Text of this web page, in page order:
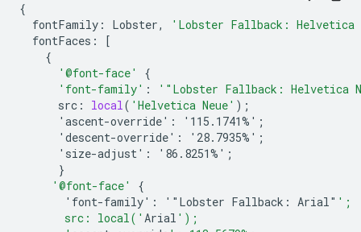
{
fontFamily : Lobster,
'Lobster Fallback: Helvetica
fontFaces :
[
{
'@font-face'
{
'font-family' :
'"Lobster Fallback: Helvetica
src : local( 'Helvetica Neue' );
'ascent-override':
'115.1741%' ;
'descent-override':
'28.7935%' ;
'size-adjust':
'86.8251%' ;
}
'@font-face'
{
'font-family':
'"Lobster Fallback : Arial" ';
       src: local('
Arial ');